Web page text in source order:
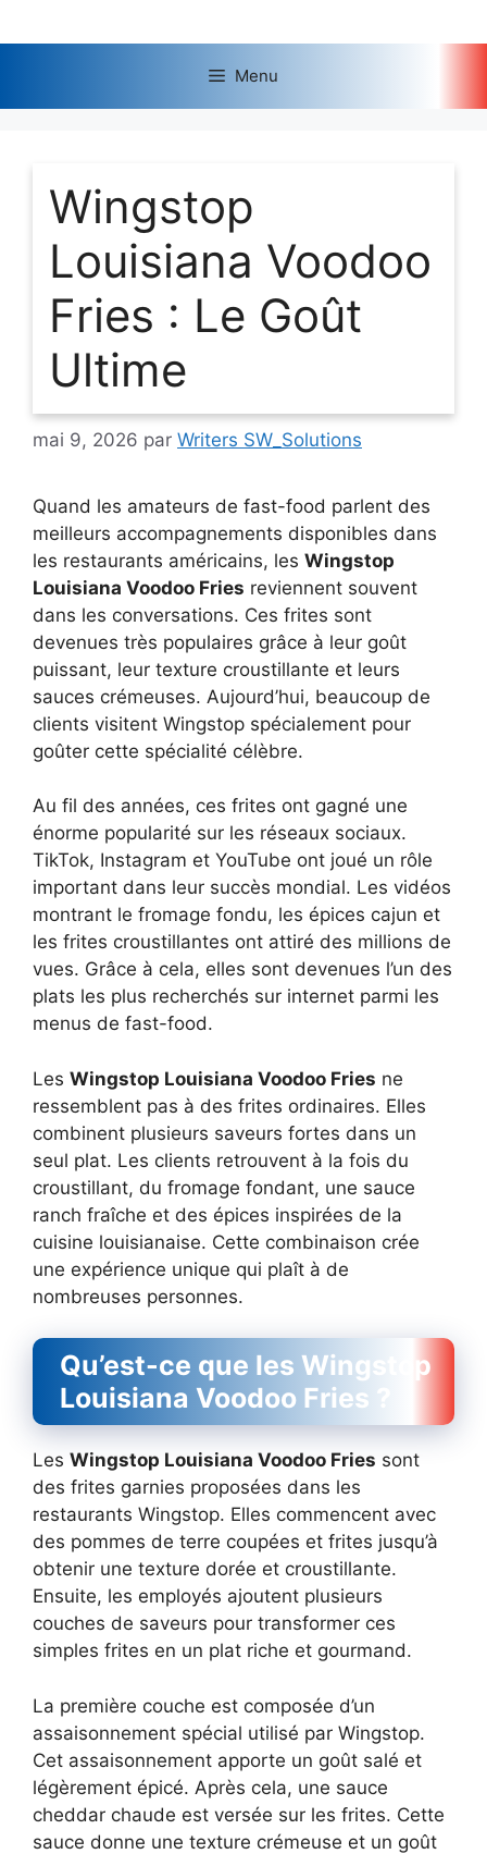
au
Menu
Wingstop
Louisiana Voodoo
Fries : Le Goût
Ultime
mai 9, 2026 par Writers SW_Solutions
Quand les amateurs de fast-food parlent des
meilleurs accompagnements disponibles dans
les restaurants américains, les Wingstop
Louisiana Voodoo Fries reviennent souvent
dans les conversations. Ces frites sont
devenues très populaires grâce à leur goût
puissant, leur texture croustillante et leurs
sauces crémeuses. Aujourd’hui, beaucoup de
clients visitent Wingstop spécialement pour
goûter cette spécialité célèbre.
Au fil des années, ces frites ont gagné une
énorme popularité sur les réseaux sociaux.
TikTok, Instagram et YouTube ont joué un rôle
important dans leur succès mondial. Les vidéos
montrant le fromage fondu, les épices cajun et
les frites croustillantes ont attiré des millions de
vues. Grâce à cela, elles sont devenues l’un des
plats les plus recherchés sur internet parmi les
menus de fast-food.
Les Wingstop Louisiana Voodoo Fries ne
ressemblent pas à des frites ordinaires. Elles
combinent plusieurs saveurs fortes dans un
seul plat. Les clients retrouvent à la fois du
croustillant, du fromage fondant, une sauce
ranch fraîche et des épices inspirées de la
cuisine louisianaise. Cette combinaison crée
une expérience unique qui plaît à de
nombreuses personnes.
Qu’est-ce que les Wingstop
Louisiana Voodoo Fries ?
Les Wingstop Louisiana Voodoo Fries sont
des frites garnies proposées dans les
restaurants Wingstop. Elles commencent avec
des pommes de terre coupées et frites jusqu’à
obtenir une texture dorée et croustillante.
Ensuite, les employés ajoutent plusieurs
couches de saveurs pour transformer ces
simples frites en un plat riche et gourmand.
La première couche est composée d’un
assaisonnement spécial utilisé par Wingstop.
Cet assaisonnement apporte un goût salé et
légèrement épicé. Après cela, une sauce
cheddar chaude est versée sur les frites. Cette
sauce donne une texture crémeuse et un goût